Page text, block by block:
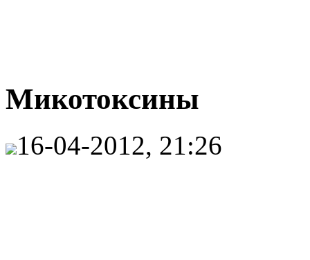
Микотоксины
16-04-2012, 21:26